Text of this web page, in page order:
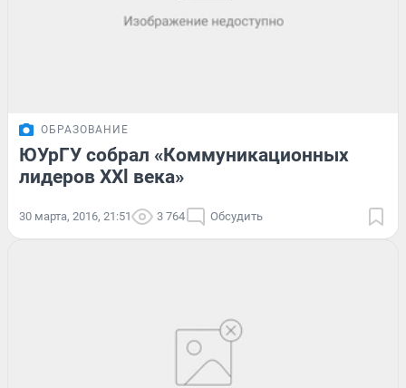
ОБРАЗОВАНИЕ
ЮУрГУ собрал «Коммуникационных
лидеров XXl века»
30 марта, 2016, 21:51 3 764 Обсудить